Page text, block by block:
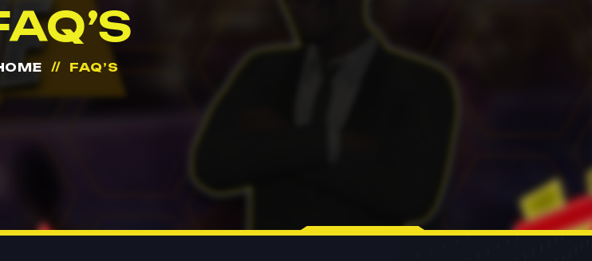
FAQ’S